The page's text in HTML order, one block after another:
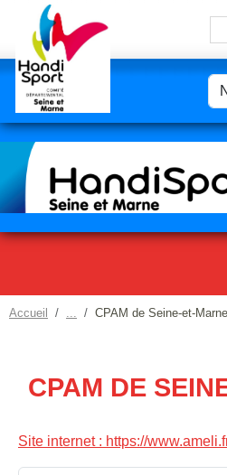
Accueil CPAM de Seine-et-Marne
CPAM DE
Site internet : https://
Panneau de gestion des cookies